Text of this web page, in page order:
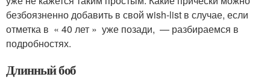
безбоязненно добавить в свой wish-list в случае, если
отметка в « 40 лет » уже позади, — разбираемся в
подробностях.
Длинный боб